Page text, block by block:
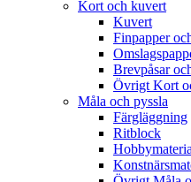
Kort och kuvert
Kuvert
Finpapper
Brevpåsar
Övrigt Kort
Måla och pyssla
Färgläggning
Ritblock